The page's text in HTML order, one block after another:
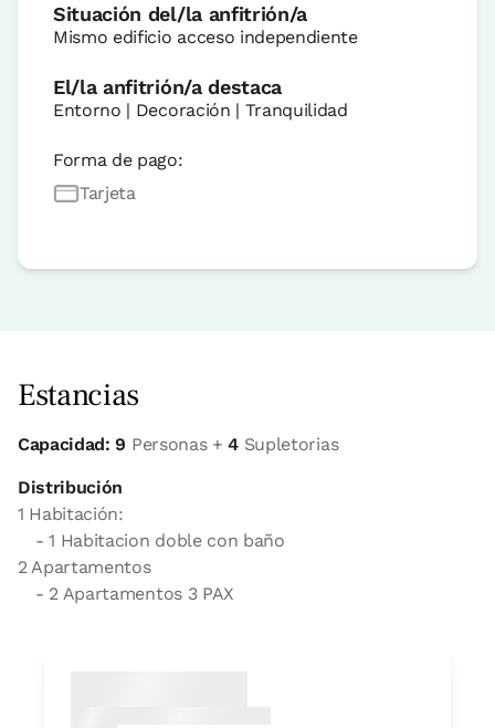
Situación del/la anfitrión/a
Mismo edificio acceso independiente
El/la anfitrión/a destaca
Entorno | Decoración | Tranquilidad
Forma de pago:
Tarjeta
Estancias
Capacidad: 9 Personas +4 Supletorias
Distribución
1 Habitación:
- 1 Habitacion doble con baño
2 Apartamentos
- 2 Apartamentos 3 PAX